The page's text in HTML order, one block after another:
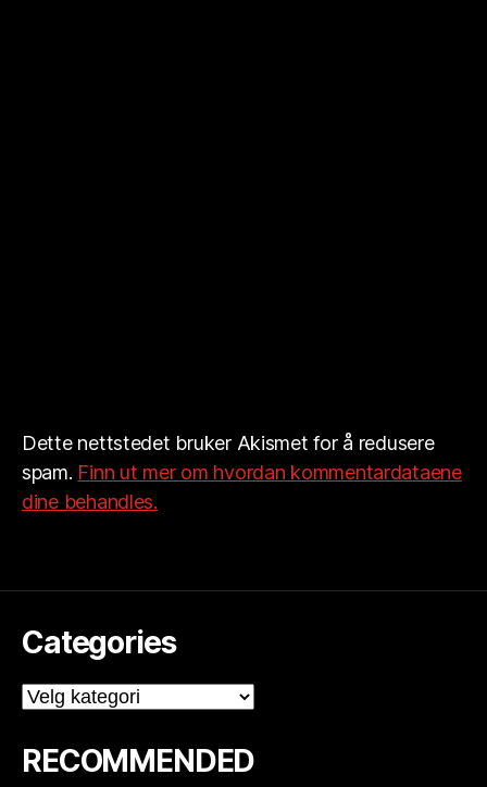
Dette nettstedet bruker Akismet for å redusere
spam. Finn ut mer om hvordan kommentardataene
dine behandles.
Categories
Categories
RECOMMENDED